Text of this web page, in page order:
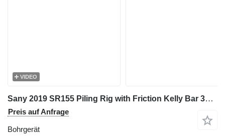
VIDEO
Sany 2019 SR155 Piling Rig with Friction Kelly Bar 377-5*12 - Ready f
Preis auf Anfrage
Bohrgerät